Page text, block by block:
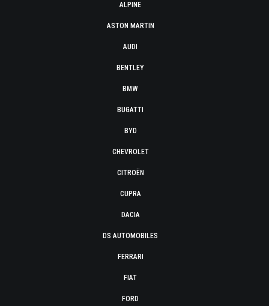
ALPINE
ASTON MARTIN
AUDI
BENTLEY
BMW
BUGATTI
BYD
CHEVROLET
CITROËN
CUPRA
DACIA
DS AUTOMOBILES
FERRARI
FIAT
FORD